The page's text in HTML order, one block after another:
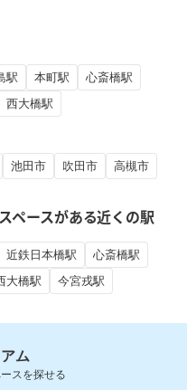
駅 本町駅
心斎橋駅
西大橋駅
池田市 吹田市
高槻市
ペースがある近くの駅
近鉄日本橋駅
心斎橋駅
大橋駅 今宮戎駅
ム
スを探せる